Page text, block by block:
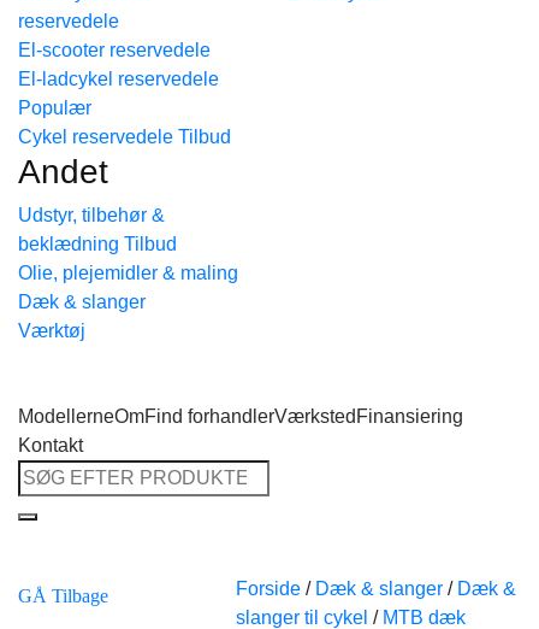
reservedele
El-scooter reservedele
El-ladcykel reservedele
Cykel reservedele
Andet
Udstyr, tilbehør &
beklædning
Olie, plejemidler & maling
Dæk & slanger
Værktøj
ModellerneOmFind forhandlerVærksted Finansiering
Kontakt
Søg
efter:
GÅ Tilbage Forside / Dæk & slanger / Dæk &
slanger til cykel / MTB dæk